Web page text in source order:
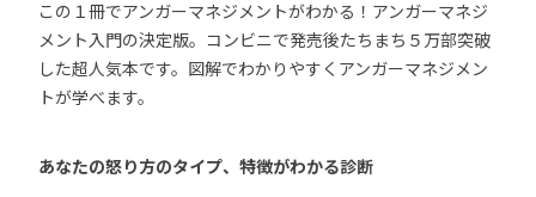
この１冊でアンガーマネジメントがわかる！アンガーマネジ
メント入門の決定版。コンビニで発売後たちまち５万部突破
した超人気本です。図解でわかりやすくアンガーマネジメン
トが学べます。
あなたの怒り方のタイプ、特徴がわかる診断